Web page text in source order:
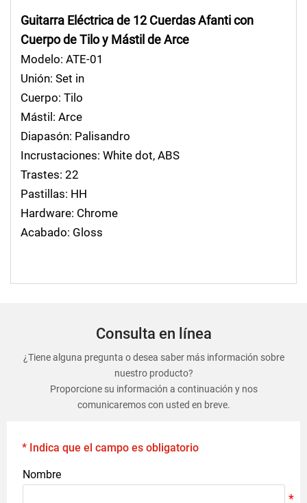
Guitarra Eléctrica de 12 Cuerdas Afanti con
Cuerpo de Tilo y Mástil de Arce
Modelo: ATE-01
Unión: Set in
Cuerpo: Tilo
Mástil: Arce
Diapasón: Palisandro
Incrustaciones: White dot, ABS
Trastes: 22
Pastillas: HH
Hardware: Chrome
Acabado: Gloss
Consulta en línea
¿Tiene alguna pregunta o desea saber más información sobre
nuestro producto?
Proporcione su información a continuación y nos
comunicaremos con usted en breve.
* Indica que el campo es obligatorio
Nombre